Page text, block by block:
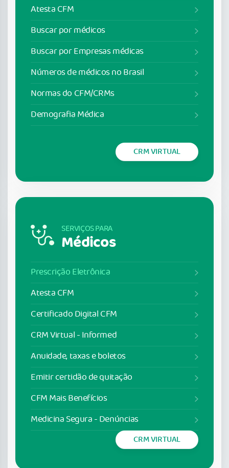
Atesta CFM
Buscar por médicos
Buscar por Empresas médicas
Números de médicos no Brasil
Normas do CFM/CRMs
Demografia Médica
CRM VIRTUAL
SERVIÇOS PARA
Médicos
Prescrição Eletrônica
Atesta CFM
Certificado Digital CFM
CRM Virtual - Informed
Anuidade, taxas e boletos
Emitir certidão de quitação
CFM Mais Benefícios
Medicina Segura - Denúncias
CRM VIRTUAL